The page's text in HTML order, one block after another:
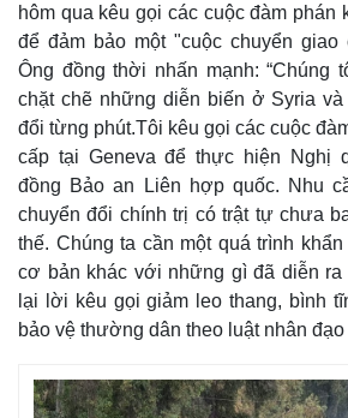
Quan sát
Cuộc sống đó đây
Hồ sơ
Video
Ảnh
E-
hôm qua kêu gọi các cuộc đàm phán
để đảm bảo một "cuộc chuyển
Ông đồng thời nhấn mạnh: “Chúng
chặt chẽ những diễn biến ở Syria
đổi từng phút.Tôi kêu gọi các cuộc
cấp tại Geneva để thực hiện Nghị
đồng Bảo an Liên hợp quốc. Nhu
chuyển đổi chính trị có trật tự chưa
thế. Chúng ta cần một quá trình
cơ bản khác với những gì đã diễn ra
lại lời kêu gọi giảm leo thang, bình
bảo vệ thường dân theo luật nhân đạo